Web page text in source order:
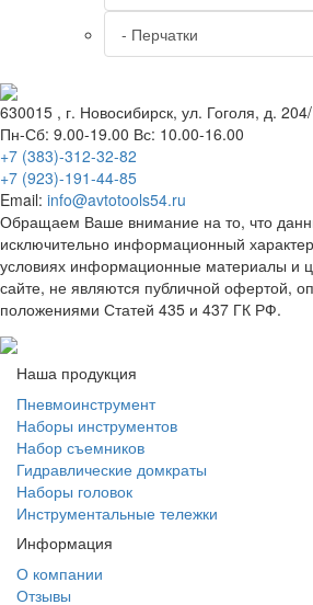
- Перчатки
630015 , г. Новосибирск, ул. Гоголя, д. 204/
Пн-Сб: 9.00-19.00 Вс: 10.00-16.00
+7 (383)-312-32-82
+7 (923)-191-44-85
Email: info@avtotools54.ru
Обращаем Ваше внимание на то, что
исключительно информационный
условиях информационные материалы и
сайте, не являются публичной офертой,
положениями Статей 435 и 437 ГК РФ.
Наша продукция
Пневмоинструмент
Наборы инструментов
Набор съемников
Гидравлические домкраты
Наборы головок
Инструментальные тележки
Информация
О компании
Отзывы